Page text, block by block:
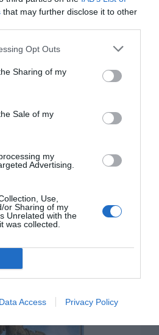
that may further disclose it to other
Opt Outs
Sharing of my
Sale of my
my
Advertising.
Use,
or Sharing of my
Unrelated with the
was collected.
Data Access Privacy Policy
sesión del miércoles en
un nuevo récord
Señora de África:
al musulmán
el norte: la
es mala